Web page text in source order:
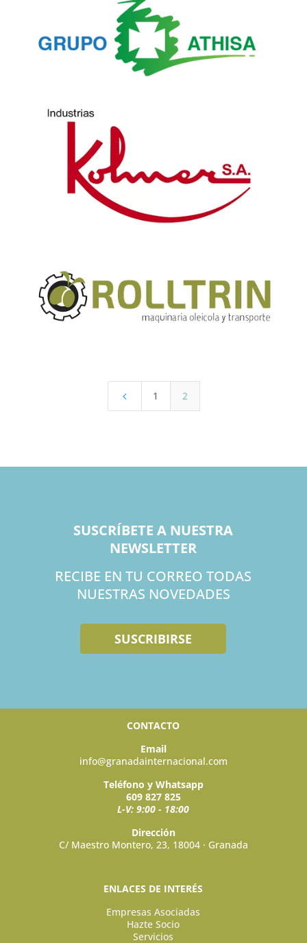
4 1 2
SUSCRÍBETE A NUESTRA
NEWSLETTER
RECIBE EN TU CORREO TODAS
NUESTRAS NOVEDADES
SUSCRIBIRSE
CONTACTO
Email
info@granadainternacional.com
Teléfono y Whatsapp
609 827 825
L-V: 9:00 - 18:00
Dirección
C/ Maestro Montero, 23, 18004 · Granada
ENLACES DE INTERÉS
Empresas Asociadas
Hazte Socio
Servicios